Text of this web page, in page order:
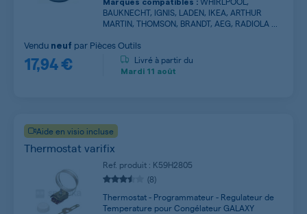
Marques compatibles :
BAUKNECHT, IGNIS, LADEN, IKEA, ARTHUR
MARTIN, THOMSON, BRANDT, AEG, RADIOLA ...
17,94 €
Vendu neuf par Pièces Outils
Livré à partir du
Mardi 11 août
Aide en visio incluse
Thermostat varifix
Ref. produit : K59H2805
(8)
Thermostat - Programmateur - Regulateur de
Temperature pour Congélateur GALAXY